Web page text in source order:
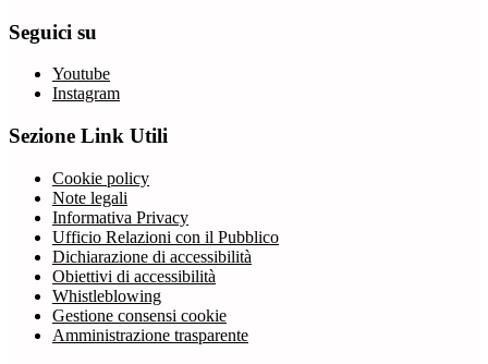
Seguici su
Youtube
Instagram
Sezione Link Utili
Cookie policy
Note legali
Informativa Privacy
Ufficio Relazioni con il Pubblico
Dichiarazione di accessibilità
Obiettivi di accessibilità
Whistleblowing
Gestione consensi cookie
Amministrazione trasparente